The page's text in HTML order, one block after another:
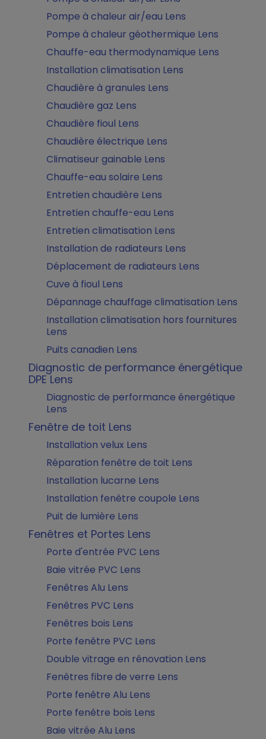
Pompe à chaleur air/eau Lens
Pompe à chaleur géothermique Lens
Chauffe-eau thermodynamique Lens
Installation climatisation Lens
Chaudière à granules Lens
Chaudière gaz Lens
Chaudière fioul Lens
Chaudière électrique Lens
Climatiseur gainable Lens
Chauffe-eau solaire Lens
Entretien chaudière Lens
Entretien chauffe-eau Lens
Entretien climatisation Lens
Installation de radiateurs Lens
Déplacement de radiateurs Lens
Cuve à fioul Lens
Dépannage chauffage climatisation Lens
Installation climatisation hors fournitures
Lens
Puits canadien Lens
Diagnostic de performance énergétique
DPE Lens
Diagnostic de performance énergétique
Lens
Fenêtre de toit Lens
Installation velux Lens
Réparation fenêtre de toit Lens
Installation lucarne Lens
Installation fenêtre coupole Lens
Puit de lumière Lens
Fenêtres et Portes Lens
Porte d'entrée PVC Lens
Baie vitrée PVC Lens
Fenêtres Alu Lens
Fenêtres PVC Lens
Fenêtres bois Lens
Porte fenêtre PVC Lens
Double vitrage en rénovation Lens
Fenêtres fibre de verre Lens
Porte fenêtre Alu Lens
Porte fenêtre bois Lens
Baie vitrée Alu Lens